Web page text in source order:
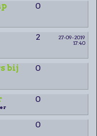
0
2
27-09-2019
17:40
bij
0
0
0